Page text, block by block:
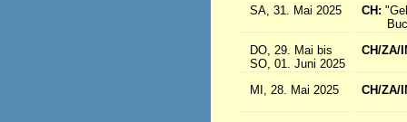
SA, 31. Mai 2025
CH:
DO, 29. Mai bis
SO, 01. Juni 2025
CH/ZA/
MI, 28. Mai 2025
CH/ZA/